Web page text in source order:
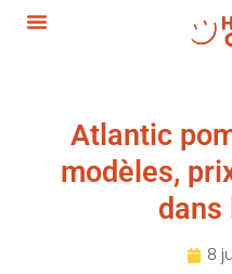
Atlantic
modèles,
dans
8